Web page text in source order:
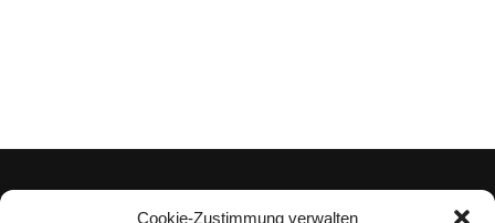
Cookie-Zustimmung verwalten